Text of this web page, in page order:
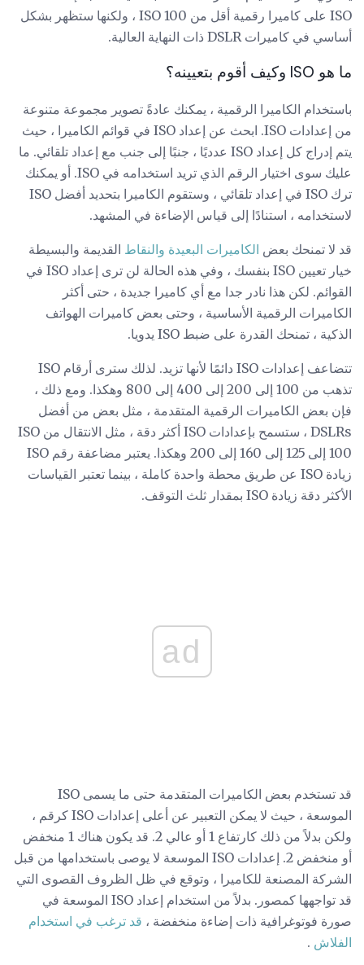
ISO على كاميرا رقمية أقل من ISO 100 ، ولكنها ستظهر بشكل
أساسي في كاميرات DSLR ذات النهاية العالية.
ما هو ISO وكيف أقوم بتعيينه؟
باستخدام الكاميرا الرقمية ، يمكنك عادةً تصوير مجموعة متنوعة
من إعدادات ISO. ابحث عن إعداد ISO في قوائم الكاميرا ، حيث
يتم إدراج كل إعداد ISO عدديًا ، جنبًا إلى جنب مع إعداد تلقائي. ما
عليك سوى اختيار الرقم الذي تريد استخدامه في ISO. أو يمكنك
ترك ISO في إعداد تلقائي ، وستقوم الكاميرا بتحديد أفضل ISO
لاستخدامه ، استنادًا إلى قياس الإضاءة في المشهد.
قد لا تمنحك بعض الكاميرات البعيدة والنقاط القديمة والبسيطة
خيار تعيين ISO بنفسك ، وفي هذه الحالة لن ترى إعداد ISO في
القوائم. لكن هذا نادر جدا مع أي كاميرا جديدة ، حتى أكثر
الكاميرات الرقمية الأساسية ، وحتى بعض كاميرات الهواتف
الذكية ، تمنحك القدرة على ضبط ISO يدويا.
تتضاعف إعدادات ISO دائمًا لأنها تزيد. لذلك سترى أرقام ISO
تذهب من 100 إلى 200 إلى 400 إلى 800 وهكذا. ومع ذلك ،
فإن بعض الكاميرات الرقمية المتقدمة ، مثل بعض من أفضل
DSLRs ، ستسمح بإعدادات ISO أكثر دقة ، مثل الانتقال من ISO
100 إلى 125 إلى 160 إلى 200 وهكذا. يعتبر مضاعفة رقم ISO
زيادة ISO عن طريق محطة واحدة كاملة ، بينما تعتبر القياسات
الأكثر دقة زيادة ISO بمقدار ثلث التوقف.
ad
قد تستخدم بعض الكاميرات المتقدمة حتى ما يسمى ISO
الموسعة ، حيث لا يمكن التعبير عن أعلى إعدادات ISO كرقم ،
ولكن بدلاً من ذلك كارتفاع 1 أو عالي 2. قد يكون هناك 1 منخفض
أو منخفض 2. إعدادات ISO الموسعة لا يوصى باستخدامها من قبل
الشركة المصنعة للكاميرا ، وتوقع في ظل الظروف القصوى التي
قد تواجهها كمصور. بدلاً من استخدام إعداد ISO الموسعة في
صورة فوتوغرافية ذات إضاءة منخفضة ، قد ترغب في استخدام
الفلاش .